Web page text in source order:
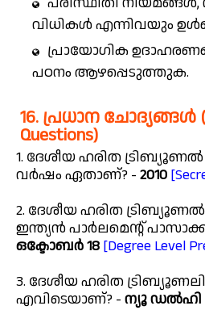
വിധികൾ എന്നിവയും
പ്രായോഗിക
പഠനം ആഴപ്പെടുത്തുക.
16. പ്രധാന ചോദ്യങ്ങൾ
Questions)
1. ദേശീയ ഹരിത ട്രിബ്യൂണൽ
വർഷം ഏതാണ്? - 2010
2. ദേശീയ ഹരിത ട്രിബ്യൂണൽ
ഇന്ത്യൻ പാർലമെൻ്റ്
ഒക്ടോബർ 18 [Degree Level
3. ദേശീയ ഹരിത
എവിടെയാണ്? - ന്യൂ ഡൽഹി